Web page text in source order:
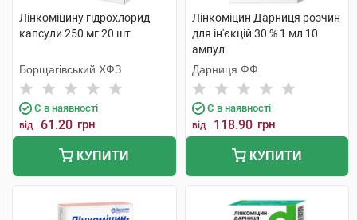
Лінкоміцину гідрохлорид
капсули 250 мг 20 шт
Борщагівський ХФЗ
Є в наявності
від 61.20 грн
КУПИТИ
Лінкоміцин Дарниця розчин
для ін'єкцій 30 % 1 мл 10
ампул
Дарниця ФФ
Є в наявності
від 118.90 грн
КУПИТИ